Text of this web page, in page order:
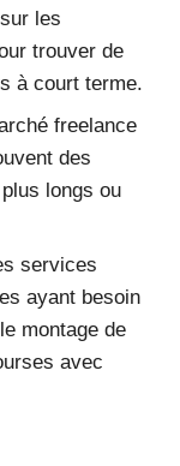
les
trouver de
à court terme.
freelance
des
longs ou
services
ayant besoin
montage de
avec